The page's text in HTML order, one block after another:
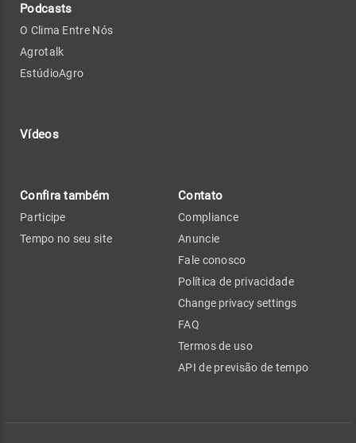
Podcasts
O Clima Entre Nós
Agrotalk
EstúdioAgro
Vídeos
Confira também
Participe
Tempo no seu site
Contato
Compliance
Anuncie
Fale conosco
Política de privacidade
Change privacy settings
FAQ
Termos de uso
API de previsão de tempo